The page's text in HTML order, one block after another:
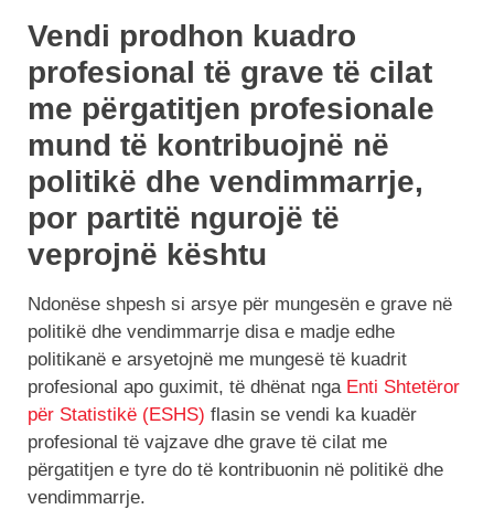
Vendi prodhon kuadro
profesional të grave të cilat
me përgatitjen profesionale
mund të kontribuojnë në
politikë dhe vendimmarrje,
por partitë ngurojë të
veprojnë kështu
Ndonëse shpesh si arsye për mungesën e grave në
politikë dhe vendimmarrje disa e madje edhe
politikanë e arsyetojnë me mungesë të kuadrit
profesional apo guximit, të dhënat nga Enti Shtetëror
për Statistikë (ESHS) flasin se vendi ka kuadër
profesional të vajzave dhe grave të cilat me
përgatitjen e tyre do të kontribuonin në politikë dhe
vendimmarrje.